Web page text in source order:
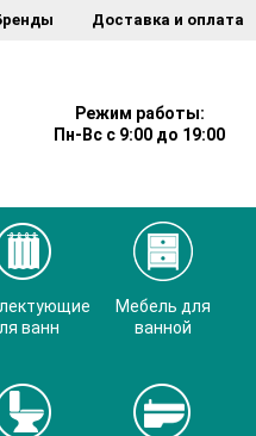
Доставка и оплата
Режим работы:
Пн-Вс с 9:00 до 19:00
ванн
Мебель для
ванной